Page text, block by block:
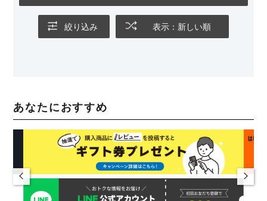
絞り込み 表示：新しい順
あなたにおすすめ